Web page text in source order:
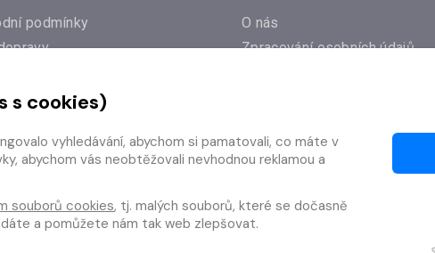
podmínky
od smlouvy
O nás
Zpracování osobních údajů
s cookies)
vyhledávání, abychom si pamatovali, co máte v
abychom vás neobtěžovali nevhodnou reklamou a
souborů cookies, tj. malých souborů, které se dočasně
a pomůžete nám tak web zlepšovat.